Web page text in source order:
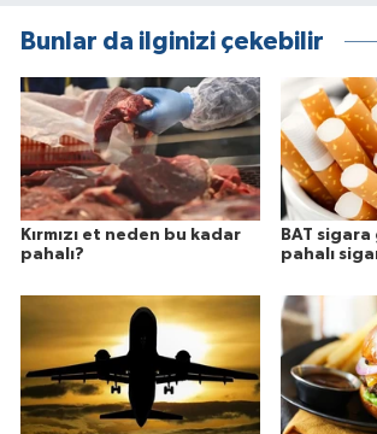
Bunlar da ilginizi çekebilir
Kırmızı et neden bu kadar
pahalı?
BAT
pahalı